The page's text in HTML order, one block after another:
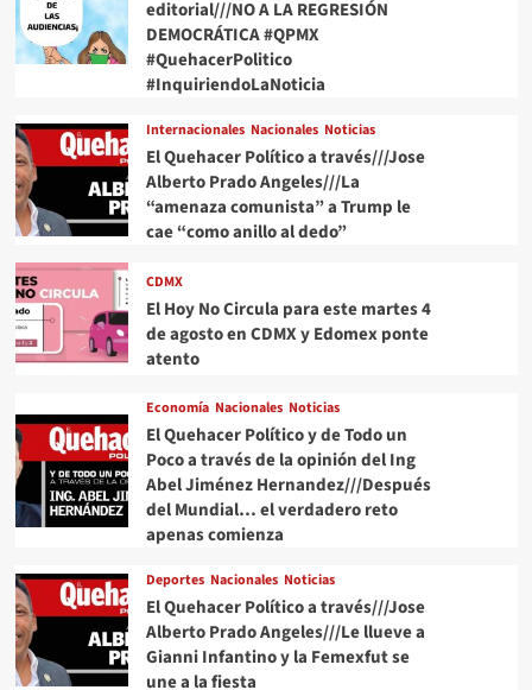
trazo
editorial///Cosas
del
#QuehacerPolitico
#InquiriendoLaNoticia
editorial///NO A LA REGRESIÓN
DEMOCRÁTICA #QPMX
#QuehacerPolitico
#InquiriendoLaNoticia
Internacionales Nacionales Noticias
El Quehacer Político a través///Jose
Alberto Prado Angeles///La
“amenaza comunista” a Trump le
cae “como anillo al dedo”
CDMX
El Hoy No Circula para este martes 4
de agosto en CDMX y Edomex ponte
atento
Economía Nacionales Noticias
El Quehacer Político y de Todo un
Poco a través de la opinión del Ing
Abel Jiménez Hernandez///Después
del Mundial… el verdadero reto
apenas comienza
Deportes Nacionales Noticias
El Quehacer Político a través///Jose
Alberto Prado Angeles///Le llueve a
Gianni Infantino y la Femexfut se
une a la fiesta